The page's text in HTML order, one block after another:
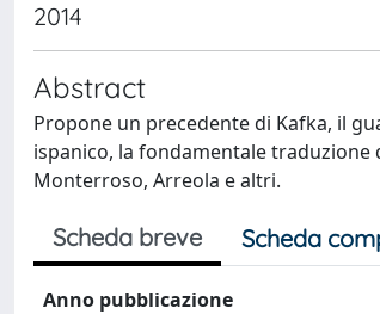
2014
Abstract
Propone un precedente di Kafka, il
ispanico, la fondamentale
Monterroso, Arreola e altri.
Scheda breve Scheda
Anno pubblicazione